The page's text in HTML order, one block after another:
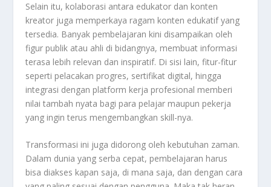
Selain itu, kolaborasi antara edukator dan konten
kreator juga memperkaya ragam konten edukatif yang
tersedia. Banyak pembelajaran kini disampaikan oleh
figur publik atau ahli di bidangnya, membuat informasi
terasa lebih relevan dan inspiratif. Di sisi lain, fitur-fitur
seperti pelacakan progres, sertifikat digital, hingga
integrasi dengan platform kerja profesional memberi
nilai tambah nyata bagi para pelajar maupun pekerja
yang ingin terus mengembangkan skill-nya.
Transformasi ini juga didorong oleh kebutuhan zaman.
Dalam dunia yang serba cepat, pembelajaran harus
bisa diakses kapan saja, di mana saja, dan dengan cara